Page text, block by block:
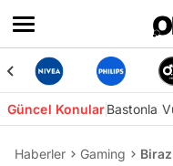
Güncel KonularBastonla
Haberler Gaming